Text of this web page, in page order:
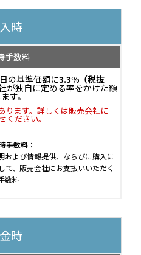
時
手数料
の基準価額に3.3%（税抜
が独自に定める率をかけた額
す。
ります。詳しくは販売会社に
ください。
手数料：
および情報提供、ならびに購入に
て、販売会社にお支払いいただく
数料
時